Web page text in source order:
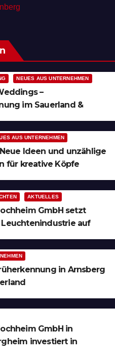
NEUES AUS UNTERNEHMEN
–
im Sauerland &
AUS UNTERNEHMEN
Ideen und unzählige
für kreative Köpfe
AKTUELLES
GmbH setzt
auf
in Arnsberg
GmbH in
investiert in